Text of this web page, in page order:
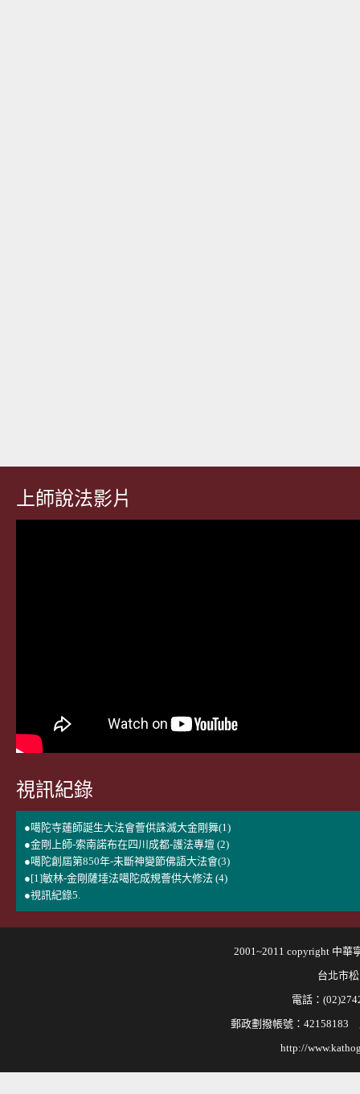
上師說法影片
視訊紀錄
●噶陀寺蓮師誕生大法會薈供誅滅大金剛舞(1)
●金剛上師-索南諾布在四川成都-護法專壇 (2)
●噶陀創屆第850年-未斷神變節佛語大法會(3)
●[1]敏林-金剛薩埵法噶陀成規薈供大修法 (4)
●視訊紀錄5.
2001~2011 copyright 中華
台北市
電話：
郵政劃撥帳號：42158183
http://